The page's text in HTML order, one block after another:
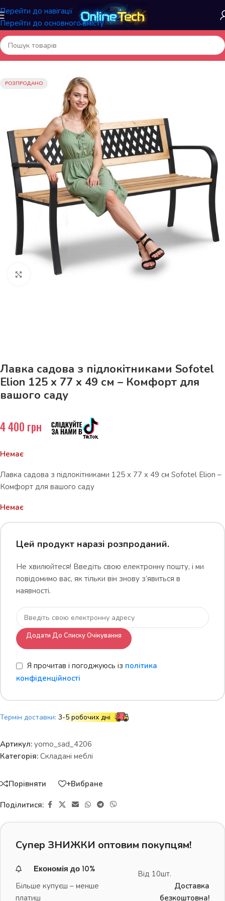
Перейти до навігації
Перейти до основного вмісту
Головна/Меблі та інтер'єр/Складані меблі
РОЗПРОДАНО
Натисніть, щоб збільшити
Лавка садова з підлокітниками Sofotel
Elion 125 x 77 x 49 см – Комфорт для
вашого саду
4 400 грн
Немає
Лавка садова з підлокітниками 125 x 77 x 49 см Sofotel Elion –
Комфорт для вашого саду
Немає
Цей продукт наразі розпроданий.
Не хвилюйтеся! Введіть свою електронну пошту, і ми
повідомимо вас, як тільки він знову з’явиться в
наявності.
Додати До Списку Очікування
Я прочитав і погоджуюсь із політика
конфіденційності
Термін доставки: 3-5 робочих дні
Артикул: yomo_sad_4206
Категорія: Складані меблі
Порівняти +Вибране
Поділитися:
Супер ЗНИЖКИ оптовим покупцям!
Економія до 10%
Більше купуєш – менше
платиш
Від 10шт.
Доставка
безкоштовна!